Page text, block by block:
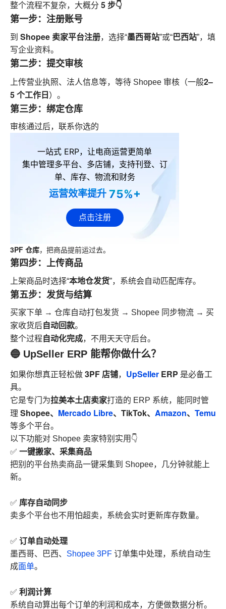
整个流程不复杂，大概分 5 步👇
第一步：注册账号
到 Shopee 卖家平台注册，选择“墨西哥站”或“巴西站”，填
写企业资料。
第二步：提交审核
上传营业执照、法人信息等，等待 Shopee 审核（一般2–
5 个工作日）。
第三步：绑定仓库
审核通过后，联系你选的
一站式 ERP，让电商运营更简单
集中管理多平台、多店铺，支持刊登、订
单、库存、物流和财务
运营效率提升 75%+
点击注册
3PF 仓库，把商品提前运过去。
第四步：上传商品
上架商品时选择“本地仓发货”，系统会自动匹配库存。
第五步：发货与结算
买家下单 → 仓库自动打包发货 → Shopee 同步物流 → 买
家收货后自动回款。
整个过程自动化完成，不用天天守后台。
🔵 UpSeller ERP 能帮你做什么？
如果你想真正轻松做 3PF 店铺， UpSeller ERP 是必备工
具。
它是专门为拉美本土店卖家打造的 ERP 系统，能同时管
理 Shopee、 Mercado Libre、TikTok、 Amazon、 Temu
等多个平台。
以下功能对 Shopee 卖家特别实用👇
✅ 一键搬家、采集商品
把别的平台热卖商品一键采集到 Shopee，几分钟就能上
新。
✅ 库存自动同步
卖多个平台也不用怕超卖，系统会实时更新库存数量。
✅ 订单自动处理
墨西哥、巴西、 Shopee 3PF 订单集中处理，系统自动生
成面单。
✅ 利润计算
系统自动算出每个订单的利润和成本，方便做数据分析。